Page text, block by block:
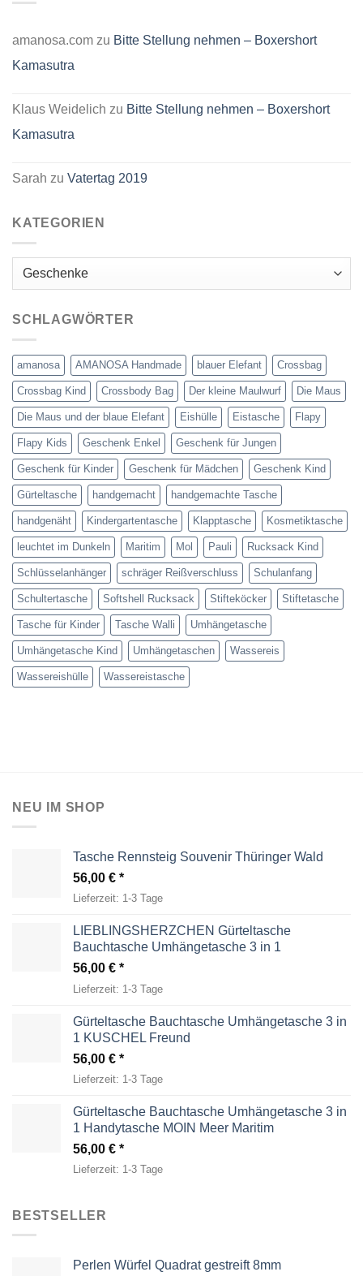
–
mit
amanosa.com zu Bitte Stellung nehmen – Boxershort
Kamasutra
Klaus Weidelich zu Bitte Stellung nehmen – Boxershort
Kamasutra
Sarah zu Vatertag 2019
KATEGORIEN
Kategorien
SCHLAGWÖRTER
amanosa AMANOSA Handmade blauer Elefant Crossbag
Crossbag Kind Crossbody Bag Der kleine Maulwurf Die Maus
Die Maus und der blaue Elefant Eishülle Eistasche Flapy
Flapy Kids Geschenk Enkel Geschenk für Jungen
Geschenk für Kinder Geschenk für Mädchen Geschenk Kind
Gürteltasche handgemacht handgemachte Tasche
handgenäht Kindergartentasche Klapptasche Kosmetiktasche
leuchtet im Dunkeln Maritim Mol Pauli Rucksack Kind
Schlüsselanhänger schräger Reißverschluss Schulanfang
Schultertasche Softshell Rucksack Stifteköcker Stiftetasche
Tasche für Kinder Tasche Walli Umhängetasche
Umhängetasche Kind Umhängetaschen Wassereis
Wassereishülle Wassereistasche
NEU IM SHOP
Tasche Rennsteig Souvenir Thüringer Wald
56,00 €
Lieferzeit: 1-3 Tage
LIEBLINGSHERZCHEN Gürteltasche
Bauchtasche Umhängetasche 3 in 1
56,00 €
Lieferzeit: 1-3 Tage
Gürteltasche Bauchtasche Umhängetasche 3 in
1 KUSCHEL Freund
56,00 €
Lieferzeit: 1-3 Tage
Gürteltasche Bauchtasche Umhängetasche 3 in
1 Handytasche MOIN Meer Maritim
56,00 €
Lieferzeit: 1-3 Tage
BESTSELLER
Perlen Würfel Quadrat gestreift 8mm